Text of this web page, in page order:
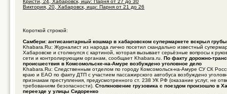
Кристи, 24, Хабаровск, ищу: Парня от 27 до 30
Виктория, 20, Хабаровск, ищу: Парня от 21 до 26
Короткой строкой:
Самбери: антисанитарный кошмар в хабаровском супермаркете вскрыл
Khabara.Ru: Журналист из народа лично посетил скандально известный
Хабаровске и столкнулся с картиной, которая вызывает серьёзные вопросы к
сети и контролирующим органам, сообщает Khabara.ru. По факту дорожно-
происшествия в Комсомольске-на-Амуре возбуждено уголовное дело
Khabara.Ru: Следственным отделом по городу Комсомольск-на-Амуре СУ СК
краю и ЕАО по факту ДТП с участием пассажирского автобуса возбуждено
признакам преступления, предусмотренного ст. 238 УК РФ (оказание услуг, не
требованиям безопасности). Столкновение грузовика с поездом произошло в
переезде у улицы Сидоренко